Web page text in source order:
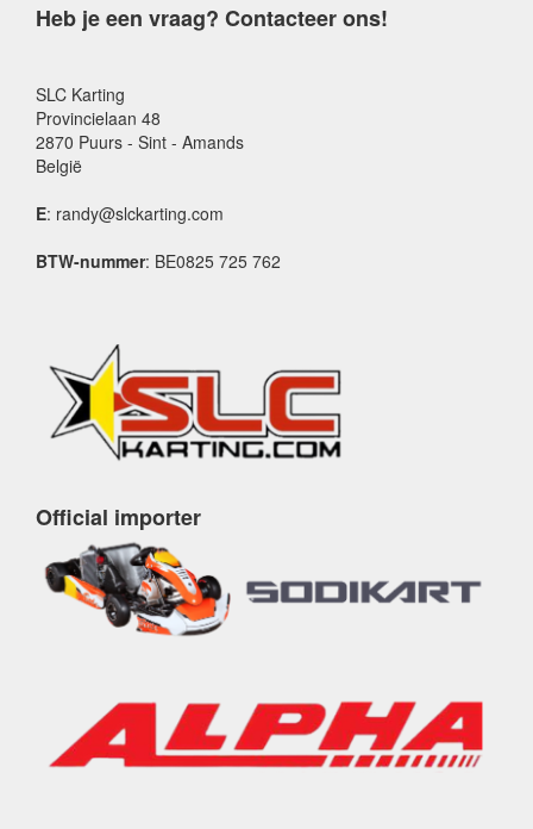
Heb je een vraag? Contacteer ons!
SLC Karting
Provincielaan 48
2870 Puurs - Sint - Amands
België
E: randy@slckarting.com
BTW-nummer: BE0825 725 762
Official importer